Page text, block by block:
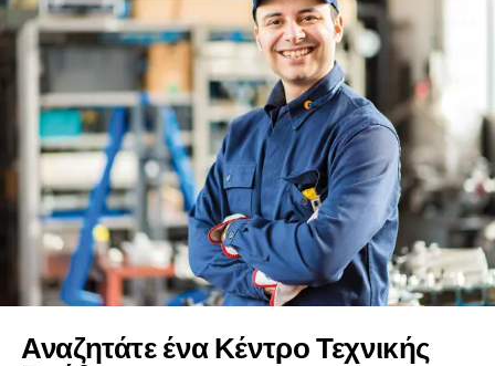
Είτε αναζητάτε εξειδικευμένες συμβουλές είτε
αγοράσετε, το δίκτυο αντιπροσώπων μας
άνετη πρόσβαση και αξιόπιστη εξυπηρέτηση.
Εμπιστευτείτε τους αντιπροσώπους μας για μια
απρόσκοπτη εμπειρία με τις καινοτόμες λύσεις
Βρείτε το πλησιέστερο κατάστημα